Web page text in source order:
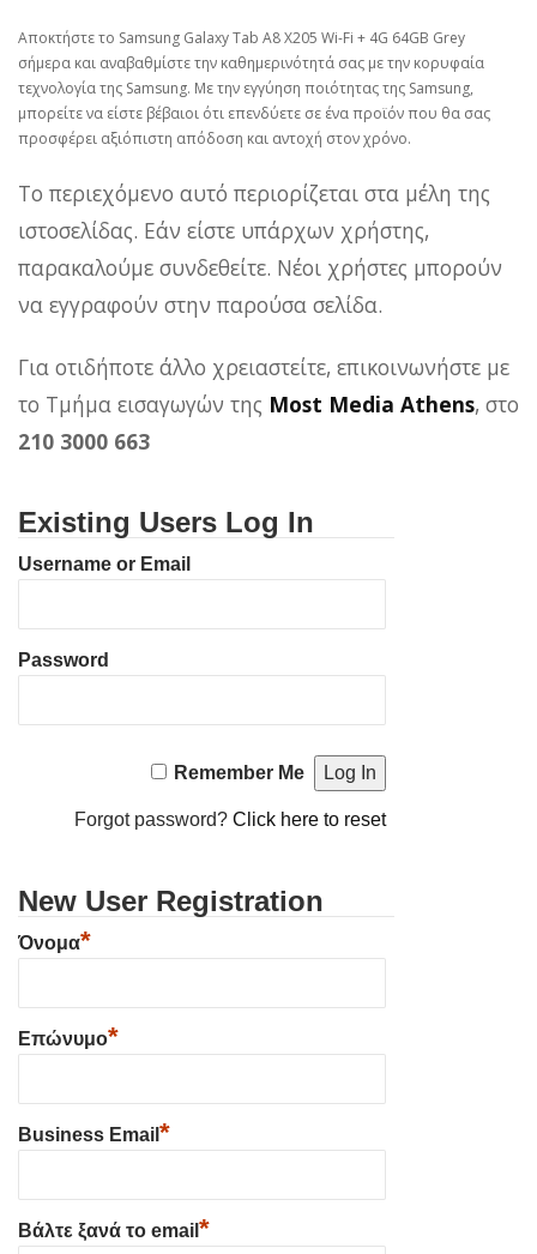
Αποκτήστε το Samsung Galaxy Tab A8 X205 Wi-Fi + 4G 64GB Grey
σήμερα και αναβαθμίστε την καθημερινότητά σας με την κορυφαία
τεχνολογία της Samsung. Με την εγγύηση ποιότητας της Samsung,
μπορείτε να είστε βέβαιοι ότι επενδύετε σε ένα προϊόν που θα σας
προσφέρει αξιόπιστη απόδοση και αντοχή στον χρόνο.
Το περιεχόμενο αυτό περιορίζεται στα μέλη της
ιστοσελίδας. Εάν είστε υπάρχων χρήστης,
παρακαλούμε συνδεθείτε. Νέοι χρήστες μπορούν
να εγγραφούν στην παρούσα σελίδα.
Για οτιδήποτε άλλο χρειαστείτε, επικοινωνήστε με
το Τμήμα εισαγωγών της Most Media Athens, στο
210 3000 663
Existing Users Log In
Username or Email
Password
Remember Me
Forgot password?Click here to reset
New User Registration
Όνομα*
Επώνυμο*
Business Email *
Βάλτε ξανά το email *